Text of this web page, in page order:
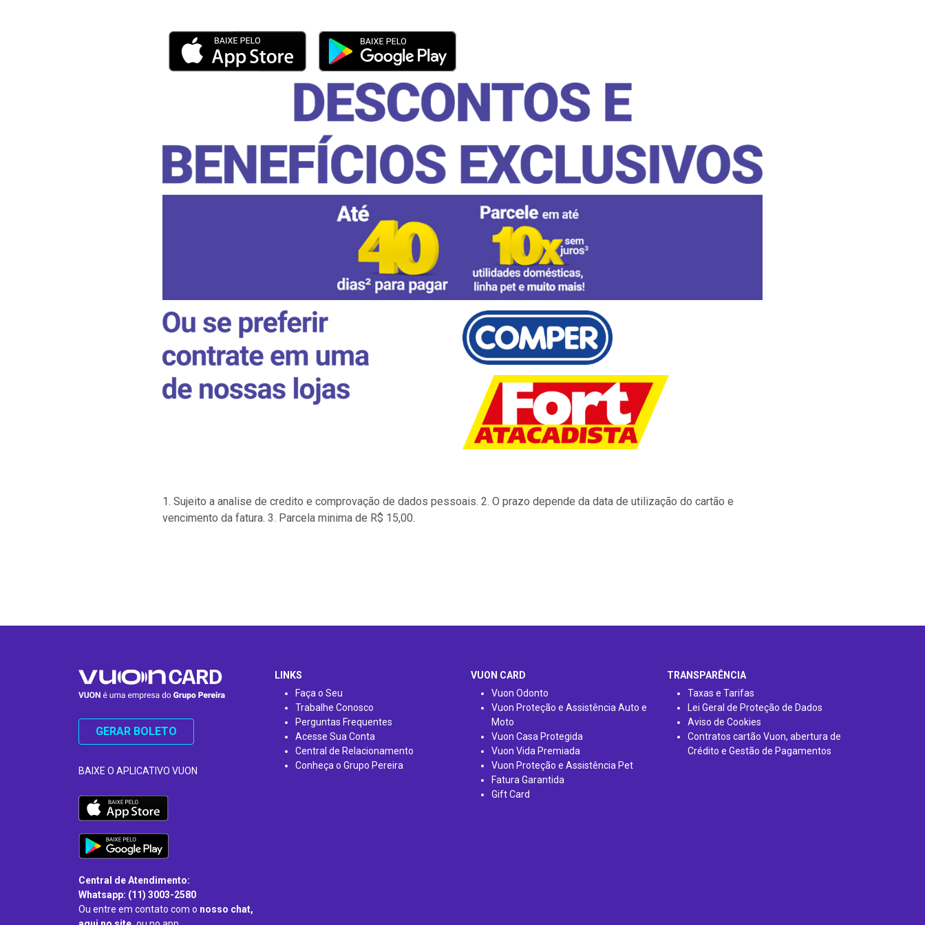
1. Sujeito a analise de credito e comprovação de dados pessoais. 2. O prazo depende da data de utilização do cartão e
vencimento da fatura. 3. Parcela minima de R$ 15,00.
GERAR BOLETO
BAIXE O APLICATIVO VUON
Central de Atendimento:
Whatsapp: (11) 3003-2580
Ou entre em contato com o nosso chat,
LINKS
Faça o Seu
Trabalhe Conosco
Perguntas Frequentes
Acesse Sua Conta
Central de Relacionamento
Conheça o Grupo Pereira
VUON CARD
Vuon Odonto
Vuon Proteção e Assistência Auto e
Moto
Vuon Casa Protegida
Vuon Vida Premiada
Vuon Proteção e Assistência Pet
Fatura Garantida
Gift Card
TRANSPARÊNCIA
Taxas e Tarifas
Lei Geral de Proteção de Dados
Aviso de Cookies
Contratos cartão Vuon, abertura de
Crédito e Gestão de Pagamentos